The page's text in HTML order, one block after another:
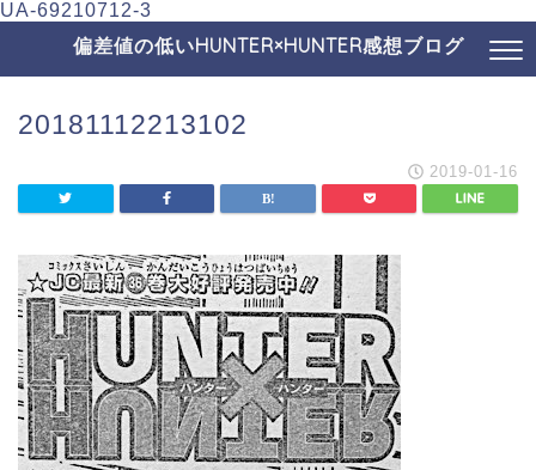
UA-69210712-3
偏差値の低いHUNTER×HUNTER感想ブログ
20181112213102
2019-01-16